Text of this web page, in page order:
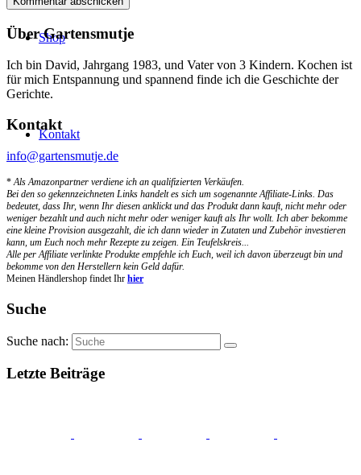
Shop
Kontakt
Über Gartensmutje
Ich bin David, Jahrgang 1983, und Vater von 3 Kindern. Kochen ist
für mich Entspannung und spannend finde ich die Geschichte der
Gerichte.
Kontakt
info@gartensmutje.de
*Als Amazonpartner verdiene ich an qualifizierten Verkäufen.
Bei den so gekennzeichneten Links handelt es sich um sogenannte Affiliate-Links. Das
bedeutet, dass Ihr, wenn Ihr diesen anklickt und das Produkt dann kauft, nicht mehr oder
weniger bezahlt und auch nicht mehr oder weniger kauft als Ihr wollt. Ich aber bekomme
eine kleine Provision ausgezahlt, die ich dann wieder in Zutaten und Zubehör investieren
kann, um Euch noch mehr Rezepte zu zeigen. Ein Teufelskreis...
Alle per Affiliate verlinkte Produkte empfehle ich Euch, weil ich davon überzeugt bin und
bekomme von den Herstellern kein Geld dafür.
Meinen Händlershop findet Ihr hier
Suche
Suche nach:
Letzte Beiträge